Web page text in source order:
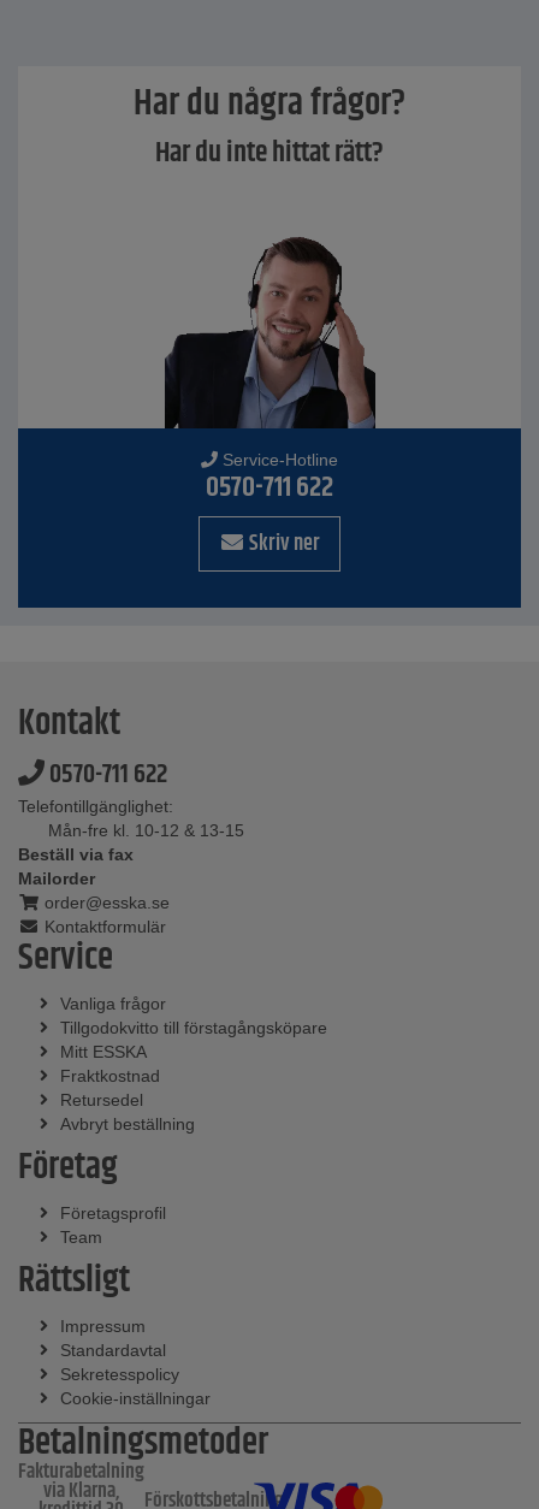
Har du några frågor?
Har du inte hittat rätt?
Service-Hotline
0570-711 622
Skriv ner
Kontakt
0570-711 622
Telefontillgänglighet:
Mån-fre kl. 10-12 & 13-15
Beställ via fax
Mailorder
order@esska.se
Kontaktformulär
Service
Vanliga frågor
Tillgodokvitto till förstagångsköpare
Mitt ESSKA
Fraktkostnad
Retursedel
Avbryt beställning
Företag
Företagsprofil
Team
Rättsligt
Impressum
Standardavtal
Sekretesspolicy
Cookie-inställningar
Betalningsmetoder
Fakturabetalning
via Klarna, Förskottsbetalning